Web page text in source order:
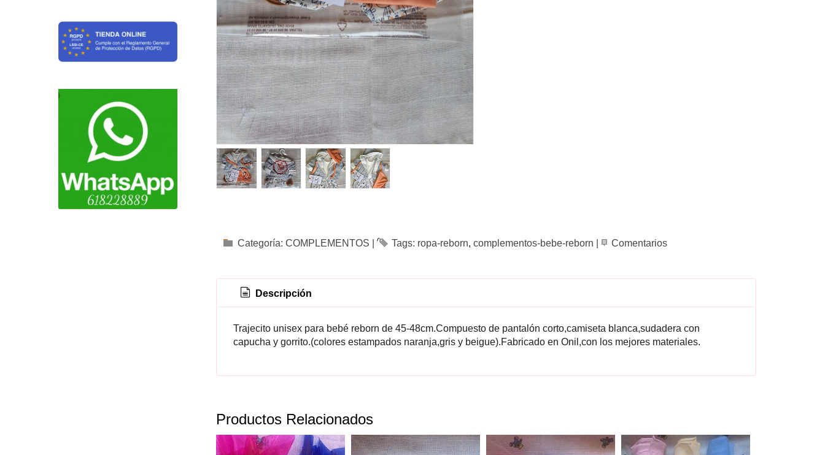
Categoría: COMPLEMENTOS Tags: ropa-reborn complementos-bebe-reborn Comentarios
Descripción
Trajecito unisex para bebé reborn de 45-48cm.Compuesto de pantalón corto,camiseta blanca,sudadera con
capucha y gorrito.(colores estampados naranja,gris y beigue).Fabricado en Onil,con los mejores materiales.
Productos Relacionados